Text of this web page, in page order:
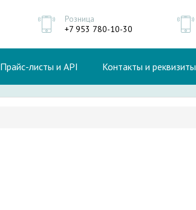
Розница
+7 953 780-10-30
Прайс-листы и API Контакты и реквизиты